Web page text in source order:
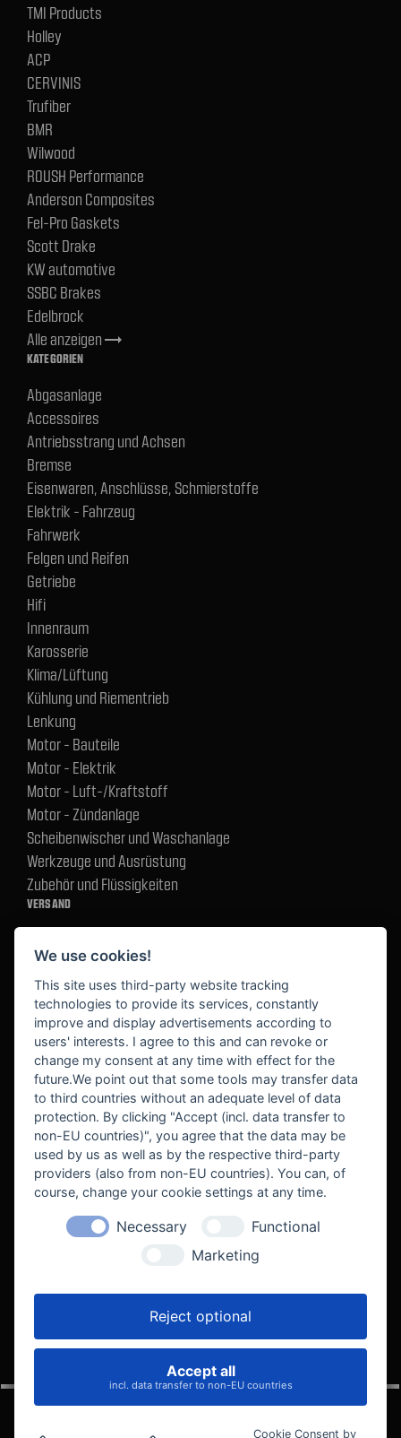
TMI Products
Holley
ACP
CERVINIS
Trufiber
BMR
Wilwood
ROUSH Performance
Anderson Composites
Fel-Pro Gaskets
Scott Drake
KW automotive
SSBC Brakes
Edelbrock
Alle anzeigentrending_flat
KATEGORIEN
Abgasanlage
Accessoires
Antriebsstrang und Achsen
Bremse
Eisenwaren, Anschlüsse, Schmierstoffe
Elektrik - Fahrzeug
Fahrwerk
Felgen und Reifen
Getriebe
Hifi
Innenraum
Karosserie
Klima/Lüftung
Kühlung und Riementrieb
Lenkung
Motor - Bauteile
Motor - Elektrik
Motor - Luft-/Kraftstoff
Motor - Zündanlage
Scheibenwischer und Waschanlage
Werkzeuge und Ausrüstung
Zubehör und Flüssigkeiten
VERSAND
BEKANNT AUS
VELOCITY AUTOMOTIVE
We use cookies!
This site uses third-party website tracking
technologies to provide its services, constantly
improve and display advertisements according to
users' interests. I agree to this and can revoke or
change my consent at any time with effect for the
future.We point out that some tools may transfer data
to third countries without an adequate level of data
protection. By clicking "Accept (incl. data transfer to
non-EU countries)", you agree that the data may be
used by us as well as by the respective third-party
providers (also from non-EU countries). You can, of
course, change your cookie settings at any time.
Necessary
Functional
Marketing
Reject optional
Accept all
incl. data transfer to non-EU countries
Cookie Consent by